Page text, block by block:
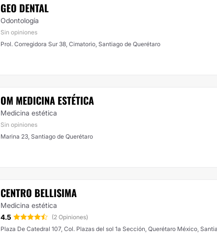
GEO DENTAL
Odontología
Sin opiniones
Prol. Corregidora Sur 38, Cimatorio, Santiago de Querétaro
OM MEDICINA ESTÉTICA
Medicina estética
Sin opiniones
Marina 23, Santiago de Querétaro
CENTRO BELLISIMA
Medicina estética
4.5
(2 Opiniones)
Plaza De Catedral 107, Col. Plazas del sol 1a Sección, Querétaro México,